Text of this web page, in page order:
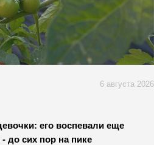
6 августа 2026
его воспевали еще
до сих пор на пике